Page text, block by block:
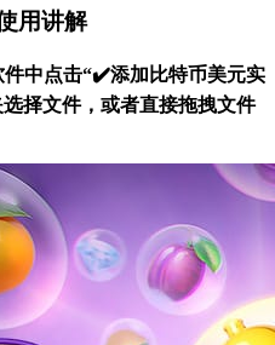
用讲解
中点击“✔️添加比特币美元实
择文件，或者直接拖拽文件